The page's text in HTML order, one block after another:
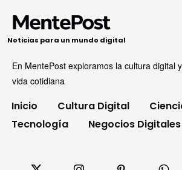
Noticias para un mundo digital
En MentePost exploramos la cultura digital
vida cotidiana
Inicio Cultura Digital
Tecnología
Negocios Digitales